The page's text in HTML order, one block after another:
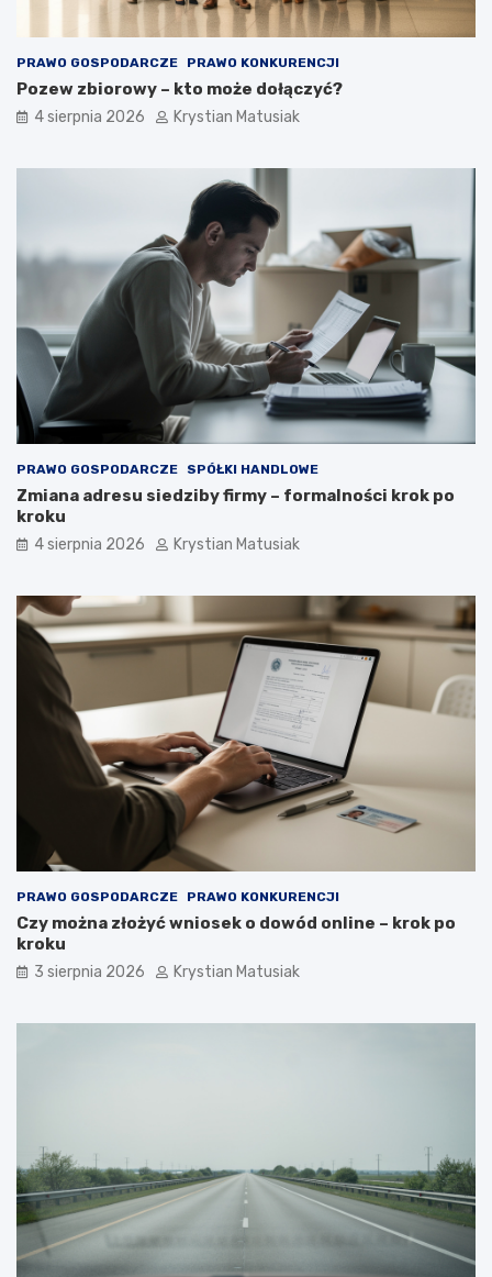
z
y
s
l
n
w
?
PRAWO GOSPODARCZE PRAWO KONKURENCJI
Pozew zbiorowy – kto może dołączyć?
4 sierpnia 2026 Krystian Matusiak
PRAWO GOSPODARCZE SPÓŁKI HANDLOWE
Zmiana adresu siedziby firmy – formalności krok po
kroku
4 sierpnia 2026 Krystian Matusiak
PRAWO GOSPODARCZE PRAWO KONKURENCJI
Czy można złożyć wniosek o dowód online – krok po
kroku
3 sierpnia 2026 Krystian Matusiak